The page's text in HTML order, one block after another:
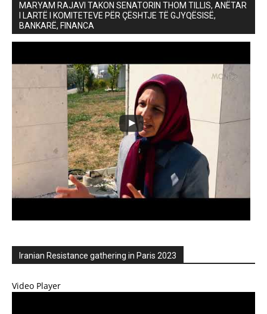
MARYAM RAJAVI TAKON SENATORIN THOM TILLIS, ANËTAR
I LARTË I KOMITETEVE PËR ÇËSHTJE TË GJYQËSISË,
BANKARË, FINANCA
Iranian Resistance gathering in Paris 2023
Video Player